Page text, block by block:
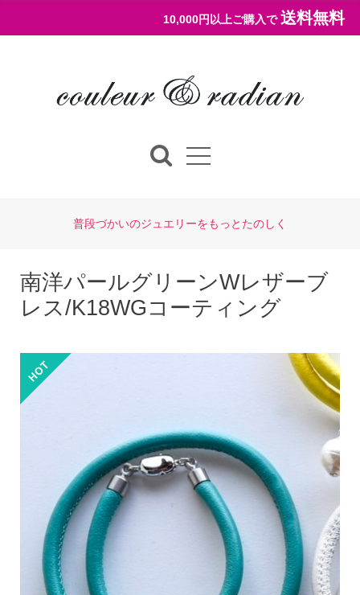
10,000円以上ご購入で 送料無料
普段づかいのジュエリーをもっとたのしく
南洋パールグリーンWレザーブ
レス/K18WGコーティング